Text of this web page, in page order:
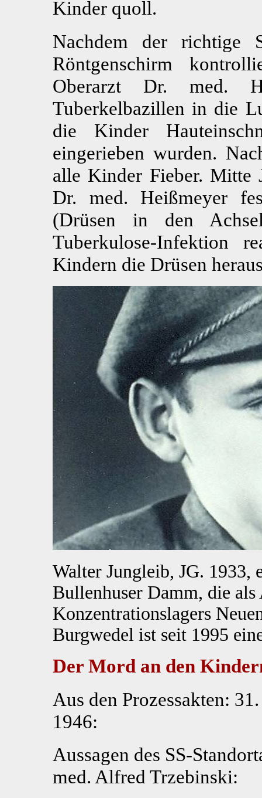
Kinder quoll.
Nachdem der richtige
Röntgenschirm
Oberarzt Dr. med.
Tuberkelbazillen in die
die Kinder
eingerieben wurden.
alle Kinder Fieber. Mitte
Dr. med. Heißmeyer
(Drüsen in den
Tuberkulose-Infektion
Kindern die Drüsen
Walter Jungleib, JG. 1933,
Bullenhuser Damm, die als
Konzentrationslagers
Burgwedel ist seit 1995
Der Mord an den
Aus den Prozessakten:
1946:
Aussagen des SS-
med. Alfred Trzebinski: